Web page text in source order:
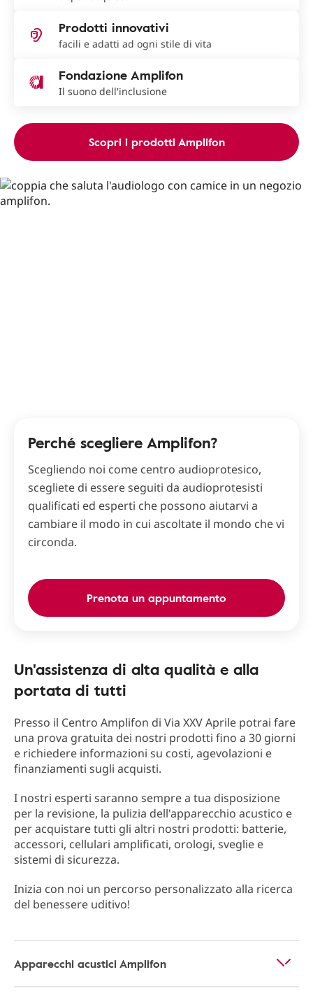
Prodotti innovativi
facili e adatti ad ogni stile di vita
Fondazione Amplifon
Il suono dell'inclusione
Scopri i prodotti Amplifon
Perché scegliere Amplifon?
Scegliendo noi come centro audioprotesico,
scegliete di essere seguiti da audioprotesisti
qualificati ed esperti che possono aiutarvi a
cambiare il modo in cui ascoltate il mondo che vi
circonda.
Prenota un appuntamento
Un'assistenza di alta qualità e alla
portata di tutti
Presso il Centro Amplifon di Via XXV Aprile potrai fare
una prova gratuita dei nostri prodotti fino a 30 giorni
e richiedere informazioni su costi, agevolazioni e
finanziamenti sugli acquisti.
I nostri esperti saranno sempre a tua disposizione
per la revisione, la pulizia dell'apparecchio acustico e
per acquistare tutti gli altri nostri prodotti: batterie,
accessori, cellulari amplificati, orologi, sveglie e
sistemi di sicurezza.
Inizia con noi un percorso personalizzato alla ricerca
del benessere uditivo!
Apparecchi acustici Amplifon